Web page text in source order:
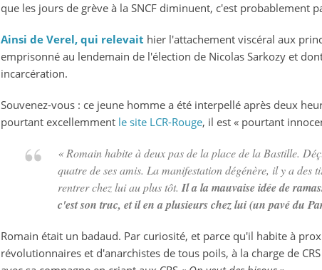
que les jours de grève à la SNCF diminuent, c'est probablement
Ainsi de Verel, qui relevait hier l'attachement viscéral aux
emprisonné au lendemain de l'élection de Nicolas Sarkozy et
incarcération.
Souvenez-vous : ce jeune homme a été interpellé après deux
pourtant excellemment le site LCR-Rouge, il est « pourtant
« Romain habite à deux pas de la place de la Bastille.
quatre de ses amis. La manifestation dégénère, il y a des
rentrer chez lui au plus tôt. Il a la mauvaise idée de
c'est son truc, et il en a plusieurs chez lui (un pavé du
Romain était un badaud. Par curiosité, et parce qu'il habite à
révolutionnaires et d'anarchistes de tous poils, à la charge de